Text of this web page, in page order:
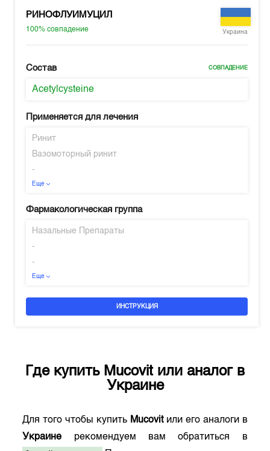
РИНОФЛУИМУЦИЛ
100%совпадение Украина
Состав СОВПАДЕНИЕ
Acetylcysteine
Применяется для лечения
Ринит
Вазомоторный ринит
-
Еще
Фармакологическая группа
Назальные Препараты
-
-
Еще
ИНСТРУКЦИЯ
Где купить Mucovitили аналог в
Украине
Для того чтобы купить Mucovitили его аналоги в
Украине рекомендуем вам обратиться в